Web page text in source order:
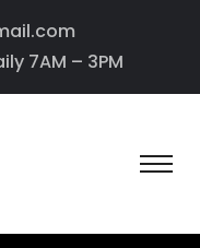
7AM – 3PM